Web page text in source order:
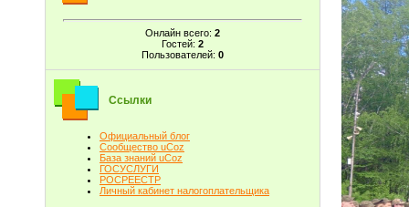
Онлайн всего: 2
Гостей: 2
Пользователей: 0
Ссылки
Официальный блог
Сообщество uCoz
База знаний uCoz
ГОСУСЛУГИ
РОСРЕЕСТР
Личный кабинет налогоплательщика